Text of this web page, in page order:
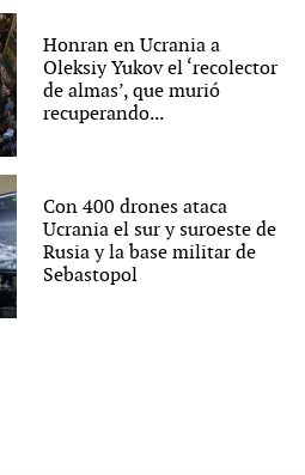
Honran en Ucrania a
Oleksiy Yukov el ‘recolector
de almas’, que murió
recuperando...
Con 400 drones ataca
Ucrania el sur y suroeste de
Rusia y la base militar de
Sebastopol